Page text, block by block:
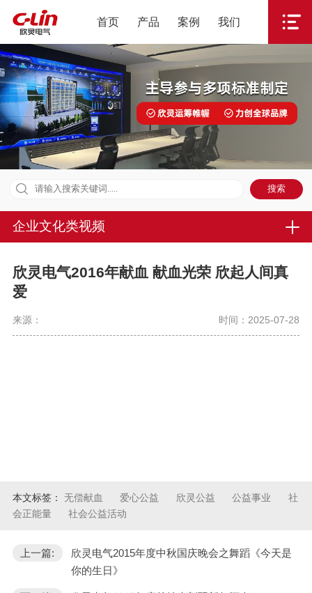
首页 产品 案例 我们
企业文化类视频
欣灵电气2016年献血 献血光荣 欣起人间真
爱
来源： 时间：2025-07-28
本文标签： 无偿献血 爱心公益 欣灵公益 公益事业
社
会正能量
社会公益活动
上一篇:
欣灵电气2015年度中秋国庆晚会之舞蹈《今天是
你的生日》